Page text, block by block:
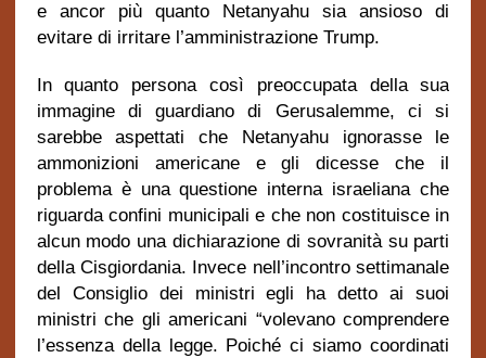
e ancor più quanto Netanyahu sia ansioso di
evitare di irritare l’amministrazione Trump.
In quanto persona così preoccupata della sua
immagine di guardiano di Gerusalemme, ci si
sarebbe aspettati che Netanyahu ignorasse le
ammonizioni americane e gli dicesse che il
problema è una questione interna israeliana che
riguarda confini municipali e che non costituisce in
alcun modo una dichiarazione di sovranità su parti
della Cisgiordania. Invece nell’incontro settimanale
del Consiglio dei ministri egli ha detto ai suoi
ministri che gli americani “volevano comprendere
l’essenza della legge. Poiché ci siamo coordinati